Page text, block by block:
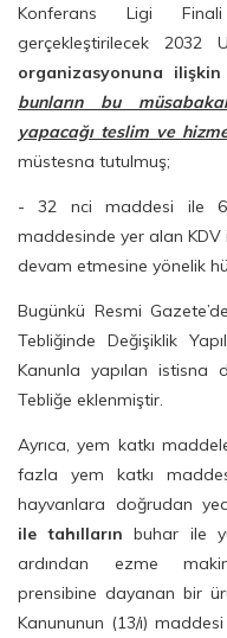
Konferans Ligi
gerçekleştirilecek 2032
organizasyonuna
bunların bu
yapacağı teslim ve
müstesna tutulmuş;
- 32 nci maddesi ile
maddesinde yer alan KDV
devam etmesine yönelik
Bugünkü Resmi
Tebliğinde Değişiklik
Kanunla yapılan istisna
Tebliğe eklenmiştir.
Ayrıca, yem katkı
fazla yem katkı
hayvanlara doğrudan
ile tahılların buhar ile
ardından ezme
prensibine dayanan bir
Kanununun (13/ı)